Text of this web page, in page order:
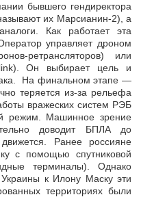
бывшего гендиректора
их Марсианин-2), а
Как работает эта
управляет дроном
ретрансляторов) или
Он выбирает цель и
На финальном этапе —
теряется из-за рельефа
вражеских систем РЭБ
режим. Машинное зрение
доводит БПЛА до
Ранее россияне
с помощью спутниковой
терминалы). Однако
к Илону Маску эти
территориях были